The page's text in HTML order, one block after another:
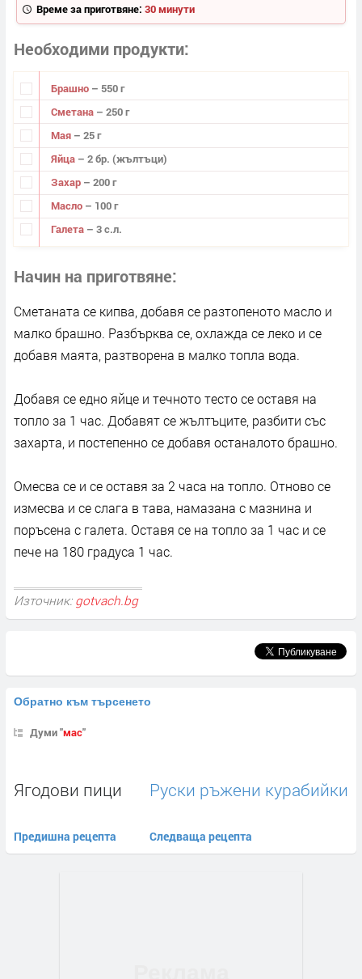
Време за приготвяне: 30 минути
Необходими продукти
Брашно – 550 г
Сметана – 250 г
Мая – 25 г
Яйца – 2 бр. (жълтъци)
Захар – 200 г
Масло – 100 г
Галета – 3 с.л.
Начин на приготвяне
Сметаната се кипва, добавя се разтопеното масло и
малко брашно. Разбърква се, охлажда се леко и се
добавя маята, разтворена в малко топла вода.
Добавя се едно яйце и течното тесто се оставя на
топло за 1 час. Добавят се жълтъците, разбити със
захарта, и постепенно се добавя останалото брашно.
Омесва се и се оставя за 2 часа на топло. Отново се
измесва и се слага в тава, намазана с мазнина и
поръсена с галета. Оставя се на топло за 1 час и се
пече на 180 градуса 1 час.
Източник: gotvach.bg
Обратно към търсенето
Думи "мас"
Ягодови пици
Предишна рецепта
Руски ръжени курабийки
Следваща рецепта